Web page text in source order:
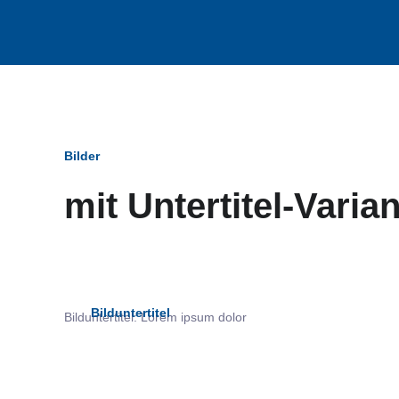
Bilder
mit Untertitel-
Bilduntertitel: Lorem ipsum dolor
Bilduntertitel